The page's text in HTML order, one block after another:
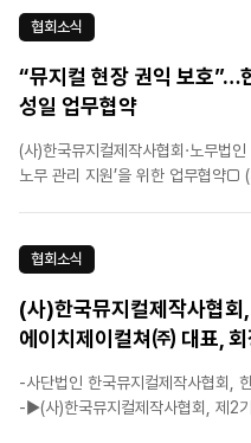
뮤지컬 시장으로 진입할 수 있는 새
협회소식
“뮤지컬 현장 권익 보호”…
성일 업무협약
(사)한국뮤지컬제작사협회·노무법
노무 관리 지원’을 위한 업무협약□
이하 법인)과 업무협약을 체결하였
협회소식
(사)한국뮤지컬제작사협
에이치제이컬쳐㈜ 대표,
-사단법인 한국뮤지컬제작사협회,
-▶(사)한국뮤지컬제작사협회, 제2